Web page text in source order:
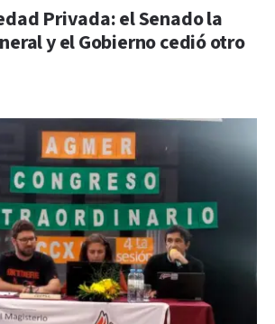
Privada: el Senado la
y el Gobierno cedió otro